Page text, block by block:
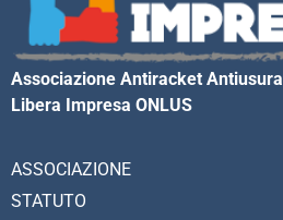
Associazione Antiracket Antiusura
Libera Impresa ONLUS
ASSOCIAZIONE
STATUTO